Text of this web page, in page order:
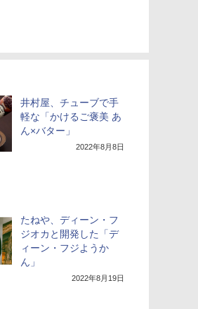
井村屋、チューブで手
軽な「かけるご褒美 あ
ん×バター」
2022年8月8日
たねや、ディーン・フ
ジオカと開発した「デ
ィーン・フジようか
ん」
2022年8月19日